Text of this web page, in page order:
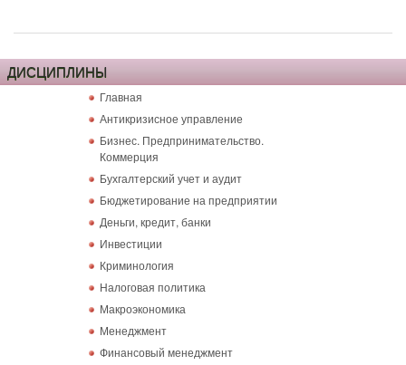
ДИСЦИПЛИНЫ
Главная
Антикризисное управление
Бизнес. Предпринимательство.
Коммерция
Бухгалтерский учет и аудит
Бюджетирование на предприятии
Деньги, кредит, банки
Инвестиции
Криминология
Налоговая политика
Макроэкономика
Менеджмент
Финансовый менеджмент